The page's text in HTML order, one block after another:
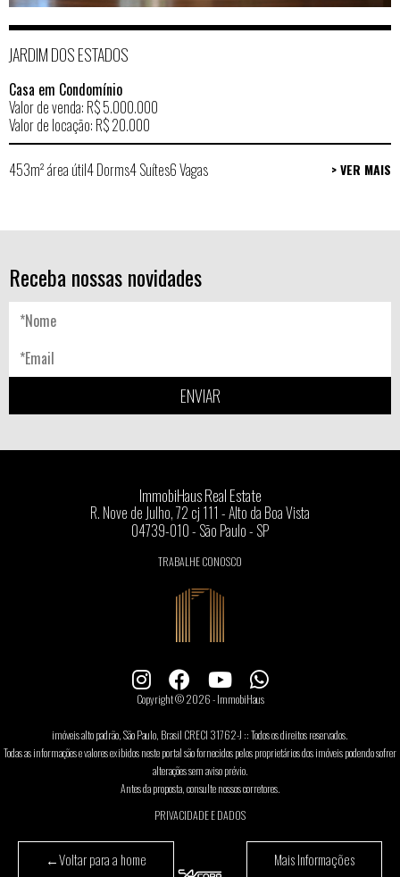
JARDIM DOS ESTADOS
Casa em Condomínio
Valor de venda: R$ 5.000.000
Valor de locação: R$ 20.000
453m² área útil4 Dorms4 Suítes6 Vagas > VER MAIS
← Voltar para a home Mais Informações
Receba nossas novidades
ENVIAR
ImmobiHaus Real Estate
R. Nove de Julho, 72 cj 111 - Alto da Boa Vista
04739-010 - São Paulo - SP
TRABALHE CONOSCO
Copyright © 2026 - ImmobiHaus
imóveis alto padrão, São Paulo, Brasil CRECI 31762-J :: Todos os direitos reservados.
Todas as informações e valores exibidos neste portal são fornecidos pelos proprietários dos imóveis podendo sofrer
alterações sem aviso prévio.
Antes da proposta, consulte nossos corretores.
PRIVACIDADE E DADOS